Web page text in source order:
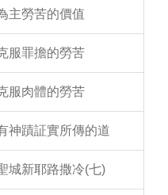
主勞苦的價值
服罪擔的勞苦
服肉體的勞苦
神蹟証實所傳的道
城新耶路撒冷(七)